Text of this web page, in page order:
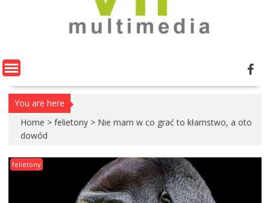
You are here
Home > felietony > Nie mam w co grać to kłamstwo, a oto
dowód
felietony